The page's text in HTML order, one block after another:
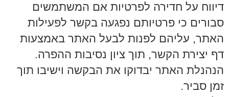
דיווח על חדירה לפרטיות אם המשתמשים
סבורים כי פרטיותם נפגעה בקשר לפעילות
האתר, עליהם לפנות לבעל האתר באמצעות
דף יצירת הקשר, תוך ציון נסיבות ההפרה.
הנהנלת האתר יבדוקו את הבקשה וישיבו תוך
זמן סביר.